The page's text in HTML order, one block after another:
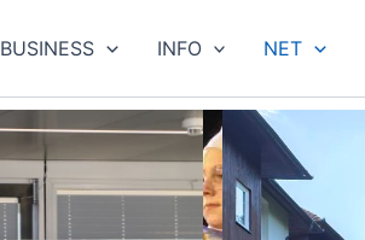
BUSINESS INFO NET